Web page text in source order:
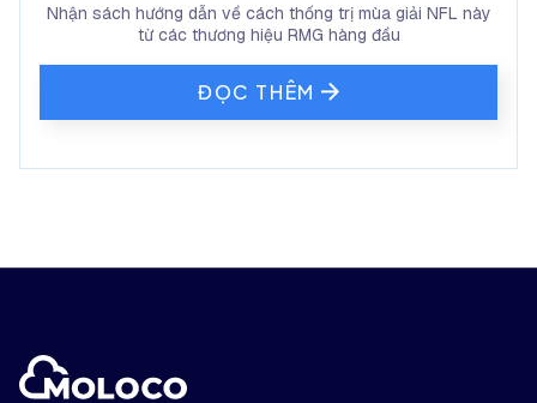
Nhận sách hướng dẫn về cách thống trị mùa giải NFL này
từ các thương hiệu RMG hàng đầu
ĐỌC THÊM